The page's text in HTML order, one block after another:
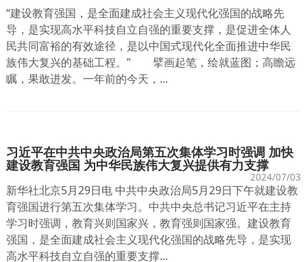
“建设教育强国，是全面建成社会主义现代化强国的战略先
导，是实现高水平科技自立自强的重要支撑，是促进全体人
民共同富裕的有效途径，是以中国式现代化全面推进中华民
族伟大复兴的基础工程。” 擘画起笔，绘就蓝图；高瞻远
瞩，果敢进发。一年前的今天，...
习近平在中共中央政治局第五次集体学习时强调 加快
建设教育强国 为中华民族伟大复兴提供有力支撑
2024/07/03
新华社北京5月29日电 中共中央政治局5月29日下午就建设教
育强国进行第五次集体学习。中共中央总书记习近平在主持
学习时强调，教育兴则国家兴，教育强则国家强。建设教育
强国，是全面建成社会主义现代化强国的战略先导，是实现
高水平科技自立自强的重要支撑...